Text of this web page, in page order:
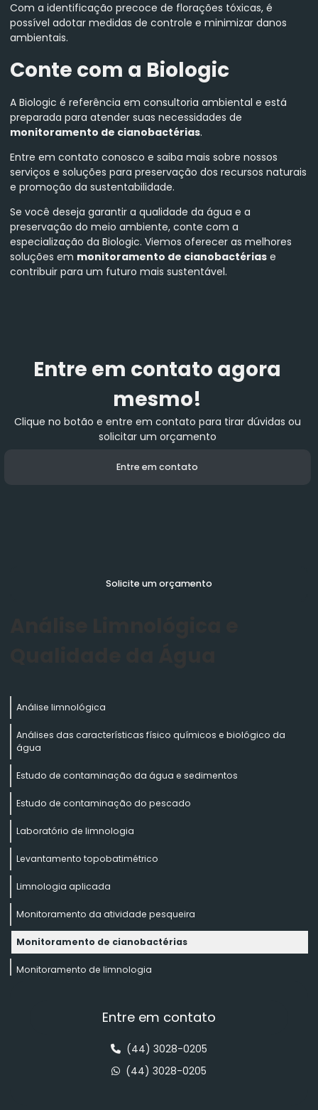
Com a identificação precoce de florações tóxicas, é
possível adotar medidas de controle e minimizar danos
ambientais.
Conte com a Biologic
A Biologic é referência em consultoria ambiental e está
preparada para atender suas necessidades de
monitoramento de cianobactérias.
Entre em contato conosco e saiba mais sobre nossos
serviços e soluções para preservação dos recursos naturais
e promoção da sustentabilidade.
Se você deseja garantir a qualidade da água e a
preservação do meio ambiente, conte com a
especialização da Biologic. Viemos oferecer as melhores
soluções em monitoramento de cianobactérias e
contribuir para um futuro mais sustentável.
Entre em contato agora
mesmo!
Clique no botão e entre em contato para tirar dúvidas ou
solicitar um orçamento
Entre em contato
Solicite um orçamento
Análise limnológica
Análises das características físico químicos e biológico da
água
Estudo de contaminação da água e sedimentos
Estudo de contaminação do pescado
Laboratório de limnologia
Levantamento topobatimétrico
Limnologia aplicada
Monitoramento da atividade pesqueira
Monitoramento de cianobactérias
Monitoramento de limnologia
Monitoramento de processos erosivos
Monitoramento de qualidade de água e limnologia
Monitoramento de zooplâncton
Entre em contato
(44) 3028-0205
(44) 3028-0205